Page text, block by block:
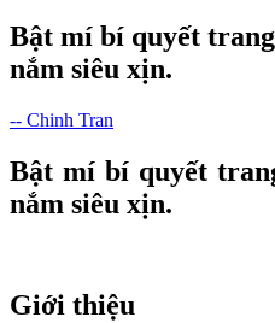
Bật mí bí quyết
nắm siêu xịn.
-- Chinh Tran
Bật mí bí quyết
nắm siêu xịn.
Giới thiệu